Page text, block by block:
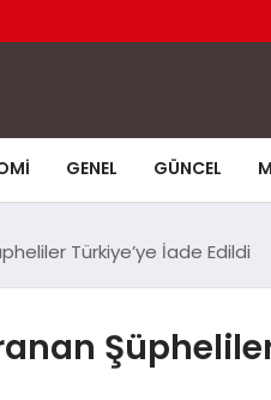
GENEL GÜNCEL
Türkiye’ye İade Edildi